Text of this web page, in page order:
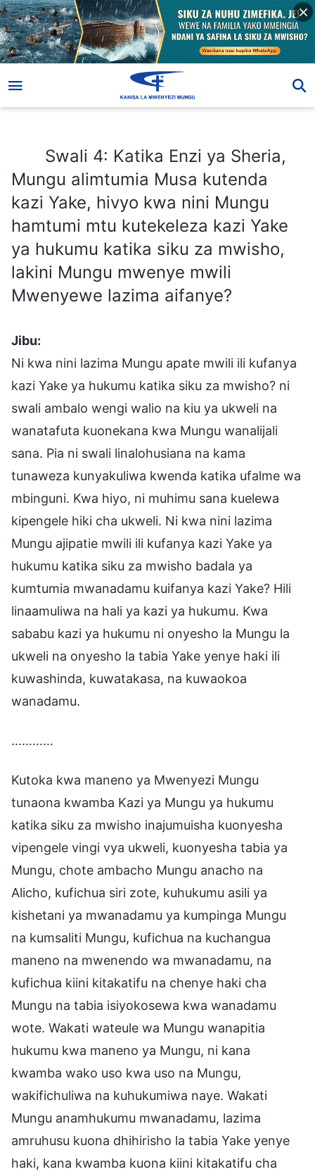
Swali 4: Katika Enzi ya Sheria,
Mungu alimtumia Musa kutenda
kazi Yake, hivyo kwa nini Mungu
hamtumi mtu kutekeleza kazi Yake
ya hukumu katika siku za mwisho,
lakini Mungu mwenye mwili
Mwenyewe lazima aifanye?
Jibu:
Ni kwa nini lazima Mungu apate mwili ili kufanya
kazi Yake ya hukumu katika siku za mwisho? ni
swali ambalo wengi walio na kiu ya ukweli na
wanatafuta kuonekana kwa Mungu wanalijali
sana. Pia ni swali linalohusiana na kama
tunaweza kunyakuliwa kwenda katika ufalme wa
mbinguni. Kwa hiyo, ni muhimu sana kuelewa
kipengele hiki cha ukweli. Ni kwa nini lazima
Mungu ajipatie mwili ili kufanya kazi Yake ya
hukumu katika siku za mwisho badala ya
kumtumia mwanadamu kuifanya kazi Yake? Hili
linaamuliwa na hali ya kazi ya hukumu. Kwa
sababu kazi ya hukumu ni onyesho la Mungu la
ukweli na onyesho la tabia Yake yenye haki ili
kuwashinda, kuwatakasa, na kuwaokoa
wanadamu.
…………
Kutoka kwa maneno ya Mwenyezi Mungu
tunaona kwamba Kazi ya Mungu ya hukumu
katika siku za mwisho inajumuisha kuonyesha
vipengele vingi vya ukweli, kuonyesha tabia ya
Mungu, chote ambacho Mungu anacho na
Alicho, kufichua siri zote, kuhukumu asili ya
kishetani ya mwanadamu ya kumpinga Mungu
na kumsaliti Mungu, kufichua na kuchangua
maneno na mwenendo wa mwanadamu, na
kufichua kiini kitakatifu na chenye haki cha
Mungu na tabia isiyokosewa kwa wanadamu
wote. Wakati wateule wa Mungu wanapitia
hukumu kwa maneno ya Mungu, ni kana
kwamba wako uso kwa uso na Mungu,
wakifichuliwa na kuhukumiwa naye. Wakati
Mungu anamhukumu mwanadamu, lazima
amruhusu kuona dhihirisho la tabia Yake yenye
haki, kana kwamba kuona kiini kitakatifu cha